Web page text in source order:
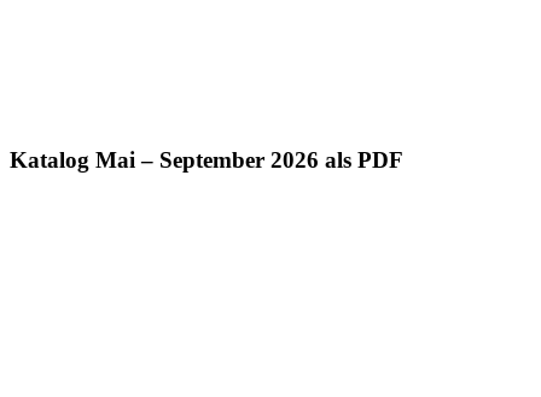
Katalog Mai – September 2026 als PDF